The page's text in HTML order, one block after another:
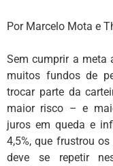
Por Marcelo Mota e
Sem cumprir a meta
muitos fundos de
trocar parte da
maior risco – e
juros em queda e
4,5%, que frustrou
deve se repetir